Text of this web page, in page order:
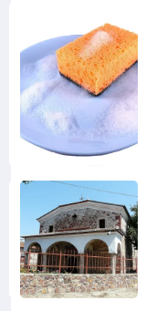
Снимка:
Пиксабей